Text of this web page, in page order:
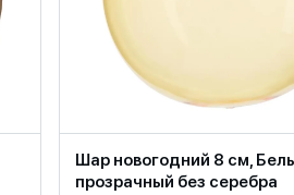
Шар новогодний 8 см,
прозрачный без серебра